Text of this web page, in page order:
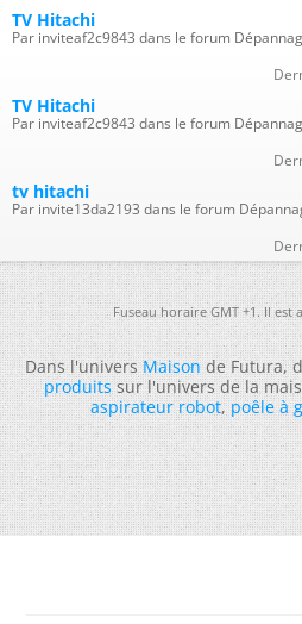
TV Hitachi
Par inviteaf2c9843 dans le forum
TV Hitachi
Par inviteaf2c9843 dans le forum
tv hitachi
Par invite13da2193 dans le forum
Fuseau horaire GMT +1. Il est
Dans l'universMaisonde Futura,
produitssur l'univers de la
aspirateur robot,poêle à